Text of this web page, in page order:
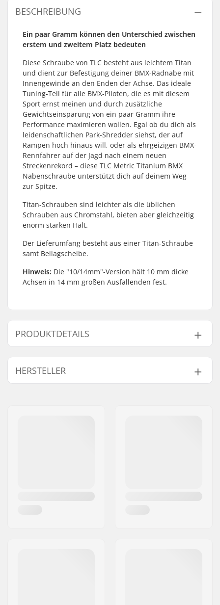
BESCHREIBUNG
Ein paar Gramm können den Unterschied zwischen
erstem und zweitem Platz bedeuten
Diese Schraube von TLC besteht aus leichtem Titan
und dient zur Befestigung deiner BMX-Radnabe mit
Innengewinde an den Enden der Achse. Das ideale
Tuning-Teil für alle BMX-Piloten, die es mit diesem
Sport ernst meinen und durch zusätzliche
Gewichtseinsparung von ein paar Gramm ihre
Performance maximieren wollen. Egal ob du dich als
leidenschaftlichen Park-Shredder siehst, der auf
Rampen hoch hinaus will, oder als ehrgeizigen BMX-
Rennfahrer auf der Jagd nach einem neuen
Streckenrekord – diese TLC Metric Titanium BMX
Nabenschraube unterstützt dich auf deinem Weg
zur Spitze.
Titan-Schrauben sind leichter als die üblichen
Schrauben aus Chromstahl, bieten aber gleichzeitig
enorm starken Halt.
Der Lieferumfang besteht aus einer Titan-Schraube
samt Beilagscheibe.
Hinweis: Die "10/14mm"-Version hält 10 mm dicke
Achsen in 14 mm großen Ausfallenden fest.
PRODUKTDETAILS
Achsen-Durchmesser:
10mm
Gewicht:
HERSTELLER